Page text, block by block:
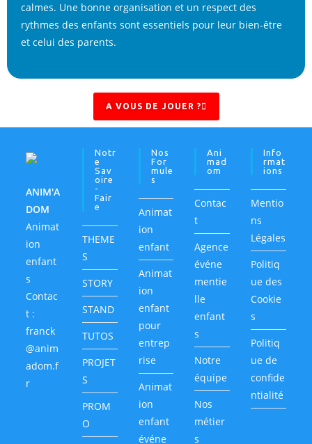
calmes. Une bonne organisation et un respect des
rythmes des enfants sont essentiels pour leur bien-être
et celui des parents.
A VOUS DE JOUER ?
ANIM'A
DOM
Animat
ion
enfant
s
Contac
t :
franck
@anim
adom.f
r
Notr
E
Sav
Oire
-
Fair
E
THEME
S
STORY
STAND
TUTOS
PROJET
S
PROM
O
Nos
For
Mule
S
Animat
ion
enfant
Animat
ion
enfant
pour
entrep
rise
Animat
ion
enfant
événe
Ani
Mad
Om
Contac
t
Agence
événe
mentie
lle
enfant
s
Notre
équipe
Nos
métier
s
Info
Rmat
Ions
Mentio
ns
Légales
Politiq
ue des
Cookie
s
Politiq
ue de
confide
ntialité